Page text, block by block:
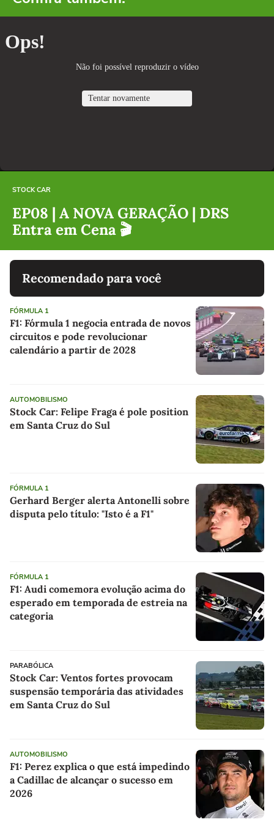
STOCK CAR
EP08 | A NOVA GERAÇÃO | DRS
Entra em Cena 🎬
Recomendado para você
FÓRMULA 1
F1: Fórmula 1 negocia entrada de novos
circuitos e pode revolucionar
calendário a partir de 2028
AUTOMOBILISMO
Stock Car: Felipe Fraga é pole position
em Santa Cruz do Sul
FÓRMULA 1
Gerhard Berger alerta Antonelli sobre
disputa pelo título: "Isto é a F1"
FÓRMULA 1
F1: Audi comemora evolução acima do
esperado em temporada de estreia na
categoria
PARABÓLICA
Stock Car: Ventos fortes provocam
suspensão temporária das atividades
em Santa Cruz do Sul
AUTOMOBILISMO
F1: Perez explica o que está impedindo
a Cadillac de alcançar o sucesso em
2026